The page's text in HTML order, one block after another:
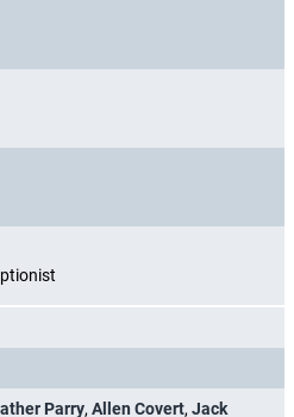
Parry, Allen Covert, Jack